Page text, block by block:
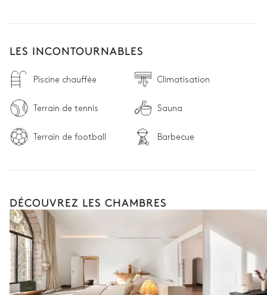
LES INCONTOURNABLES
Piscine chauffée Climatisation
Terrain de tennis Sauna
Terrain de football Barbecue
DÉCOUVREZ LES CHAMBRES